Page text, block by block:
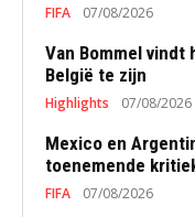
FIFA 07/08/2026
Van Bommel vindt
België te zijn
Highlights 07/08/2026
Mexico en
toenemende
FIFA 07/08/2026